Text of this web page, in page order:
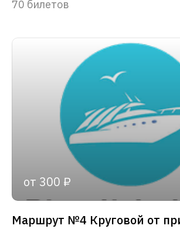
70 билетов
от 300 ₽